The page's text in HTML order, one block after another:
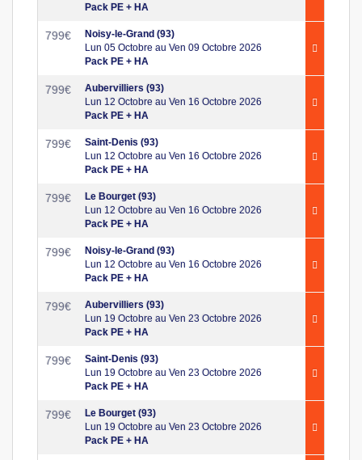
Pack PE + HA
799€
Noisy-le-Grand (93)
Lun 05 Octobre au Ven 09 Octobre 2026
Pack PE + HA
799€
Aubervilliers (93)
Lun 12 Octobre au Ven 16 Octobre 2026
Pack PE + HA
799€
Saint-Denis (93)
Lun 12 Octobre au Ven 16 Octobre 2026
Pack PE + HA
799€
Le Bourget (93)
Lun 12 Octobre au Ven 16 Octobre 2026
Pack PE + HA
799€
Noisy-le-Grand (93)
Lun 12 Octobre au Ven 16 Octobre 2026
Pack PE + HA
799€
Aubervilliers (93)
Lun 19 Octobre au Ven 23 Octobre 2026
Pack PE + HA
799€
Saint-Denis (93)
Lun 19 Octobre au Ven 23 Octobre 2026
Pack PE + HA
799€
Le Bourget (93)
Lun 19 Octobre au Ven 23 Octobre 2026
Pack PE + HA